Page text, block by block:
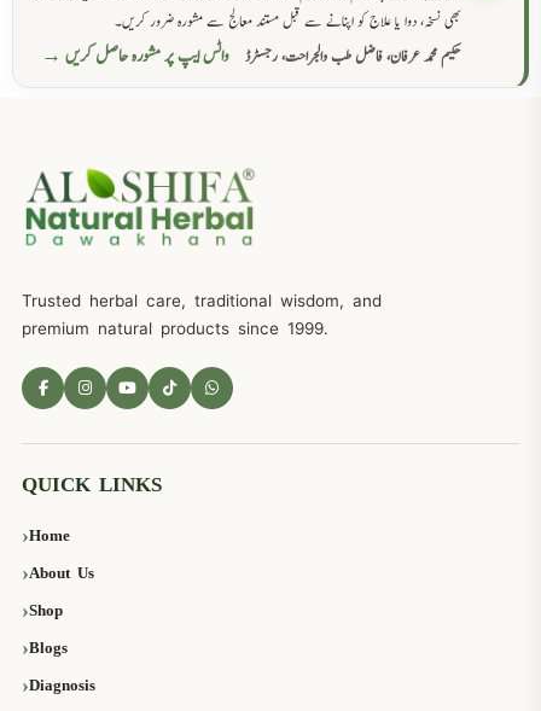
بھی نسخہ، دوا یا علاج کو اپنانے سے قبل مستند معالج سے مشورہ ضرور کریں۔
حکیم محمد عرفان، فاضل طب والجراحت، رجسٹرڈ
واٹس ایپ پر مشورہ حاصل کریں →
Trusted herbal care, traditional wisdom, and
premium natural products since 1999.
QUICK LINKS
Home
About Us
Shop
Blogs
Diagnosis